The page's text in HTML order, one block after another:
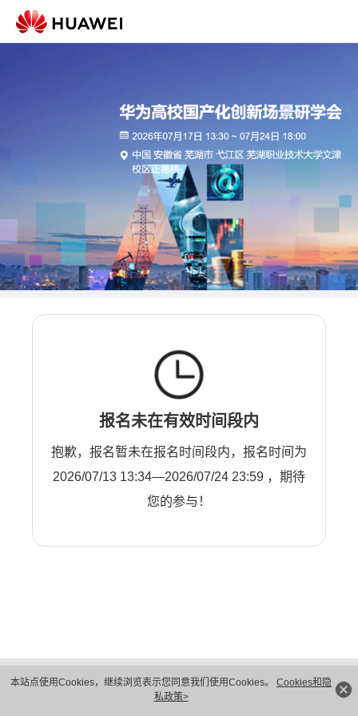
本站点使用Cookies，继续浏览表示您同意我们使用Cookies。 Cookies和隐
私政策>
报名未在有效时间段内
抱歉，报名暂未在报名时间段内，报名时间为
2026/07/13 13:34—2026/07/24 23:59 ，期待
您的参与！
隐私保护
法律声明